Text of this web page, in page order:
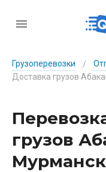
Грузоперевозки /
грузов